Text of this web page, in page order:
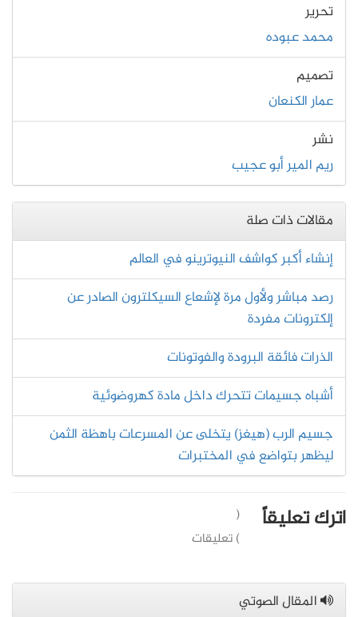
تحرير
محمد عبوده
تصميم
عمار الكنعان
نشر
ريم المير أبو عجيب
مقالات ذات صلة
إنشاء أكبر كواشف النيوترينو في العالم
رصد مباشر ولأول مرة لإشعاع السيكلترون الصادر عن
إلكترونات مفردة
الذرات فائقة البرودة والفوتونات
أشباه جسيمات تتحرك داخل مادة كهروضوئية
جسيم الرب (هيغز) يتخلى عن المسرعات باهظة الثمن
ليظهر بتواضع في المختبرات
اترك تعليقاً
(
) تعليقات
المقال الصوتي